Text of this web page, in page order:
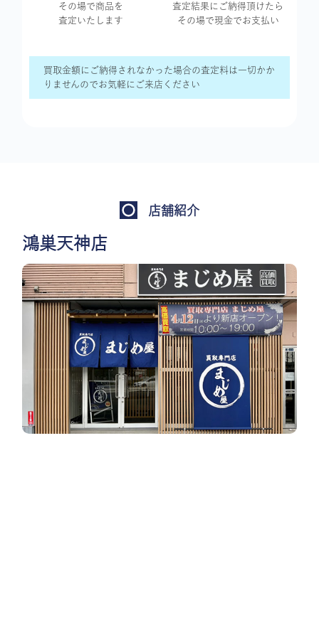
その場で商品を
査定いたします
査定結果に ご納得頂けたら
その場で現金で お支払い
買取金額にご納得されなかった場合の査定料は一切かか
りませんのでお気軽にご来店ください
店舗紹介
鴻巣天神店